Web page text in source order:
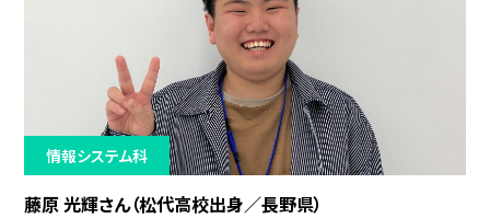
情報システム科
藤原 光輝さん（松代高校出身／長野県）